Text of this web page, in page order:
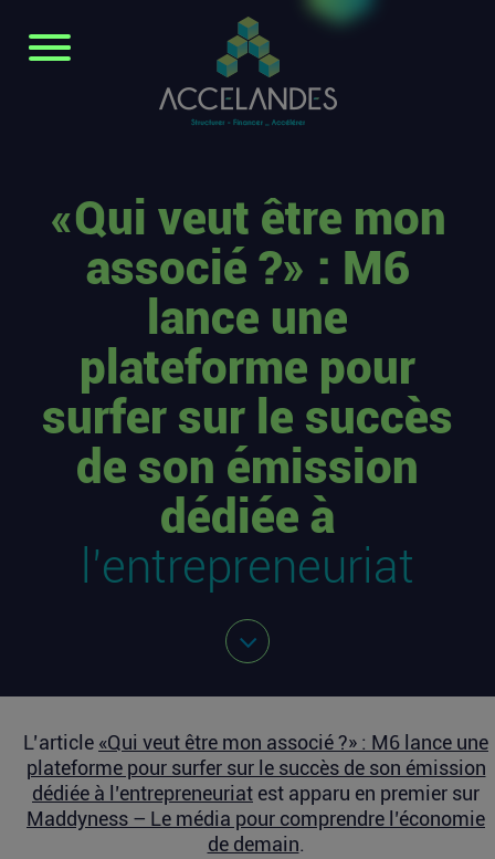
«Qui veut être mon
associé ?» : M6
lance une
plateforme pour
surfer sur le succès
de son émission
dédiée à
l’entrepreneuriat
L’article «Qui veut être mon associé ?» : M6 lance une
plateforme pour surfer sur le succès de son émission
dédiée à l’entrepreneuriat est apparu en premier sur
Maddyness – Le média pour comprendre l’économie
de demain.